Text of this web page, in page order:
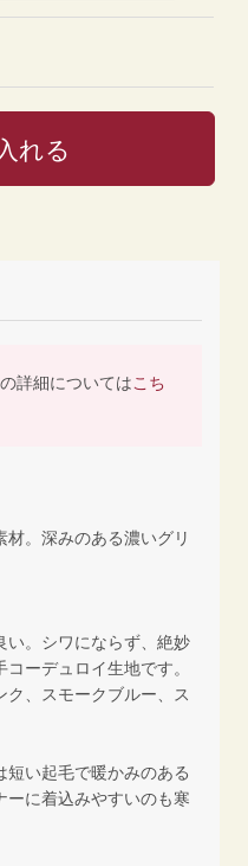
詳細についてはこち
材。深みのある濃いグリ
い。シワにならず、絶妙
ーデュロイ生地です。
ク、スモークブルー、ス
短い起毛で暖かみのある
ーに着込みやすいのも寒